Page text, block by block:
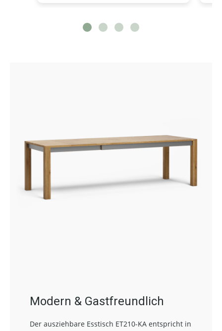
Modern & Gastfreundlich
Der ausziehbare Esstisch ET210-KA entspricht in